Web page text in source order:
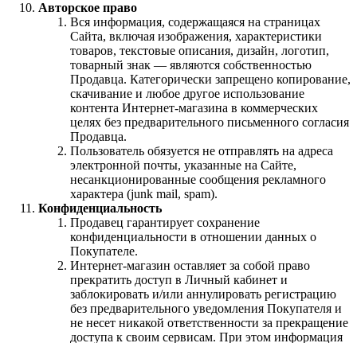
Авторское право
Вся информация, содержащаяся на страницах
Сайта, включая изображения, характеристики
товаров, текстовые описания, дизайн, логотип,
товарный знак — являются собственностью
Продавца. Категорически запрещено копирование,
скачивание и любое другое использование
контента Интернет-магазина в коммерческих
целях без предварительного письменного согласия
Продавца.
Пользователь обязуется не отправлять на адреса
электронной почты, указанные на Сайте,
несанкционированные сообщения рекламного
характера (junk mail, spam).
Конфиденциальность
Продавец гарантирует сохранение
конфиденциальности в отношении данных о
Покупателе.
Интернет-магазин оставляет за собой право
прекратить доступ в Личный кабинет и
заблокировать и/или аннулировать регистрацию
без предварительного уведомления Покупателя и
не несет никакой ответственности за прекращение
доступа к своим сервисам. При этом информация